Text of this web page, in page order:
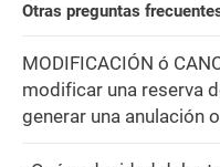
Otras preguntas
MODIFICACIÓN ó
modificar una reserva
generar una anulación